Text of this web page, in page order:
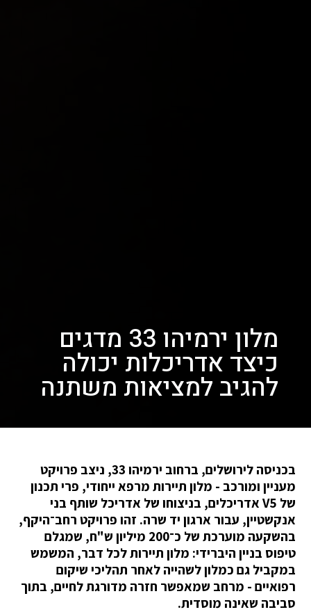
מלון ירמיהו 33 מדגים
כיצד אדריכלות יכולה
להגיב למציאות משתנה
בכניסה לירושלים, ברחוב ירמיהו 33, ניצב פרויקט
מעניין ומורכב - מלון תיירות מרפא ייחודי, פרי תכנון
של V5 אדריכלים, בניצוחו של אדריכל שותף בני
אנקשטיין, עבור ארגון יד שרה. זהו פרויקט רחב־היקף,
בהשקעה מוערכת של כ־200 מיליון ש"ח, שמגלם
טיפוס בניין היברידי: מלון תיירות לכל דבר, המשמש
במקביל גם כמלון לשהייה לאחר תהליכי שיקום
רפואיים - מרחב שמאפשר חזרה מדורגת לחיים, בתוך
סביבה שאינה מוסדית.